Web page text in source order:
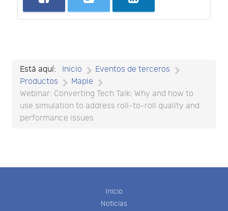
Está aquí: Inicio
Eventos de terceros
Productos
Maple
Webinar: Converting Tech Talk: Why and how to
use simulation to address roll-to-roll quality and
performance issues
Inicio
Noticias